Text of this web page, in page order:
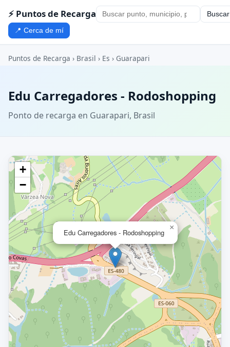
⚡ Puntos de Recarga Buscar
📍 Cerca de mí
Puntos de Recarga › Brasil › Es › Guarapari
Edu Carregadores - Rodoshopping
Ponto de recarga en Guarapari, Brasil
Edu Carregadores - Rodoshopping
×
+
−